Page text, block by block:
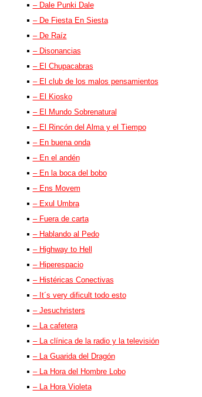
– Dale Punki Dale
– De Fiesta En Siesta
– De Raíz
– Disonancias
– El Chupacabras
– El club de los malos pensamientos
– El Kiosko
– El Mundo Sobrenatural
– El Rincón del Alma y el Tiempo
– En buena onda
– En el andén
– En la boca del bobo
– Ens Movem
– Exul Umbra
– Fuera de carta
– Hablando al Pedo
– Highway to Hell
– Hiperespacio
– Histéricas Conectivas
– It´s very dificult todo esto
– Jesuchristers
– La cafetera
– La clínica de la radio y la televisión
– La Guarida del Dragón
– La Hora del Hombre Lobo
– La Hora Violeta